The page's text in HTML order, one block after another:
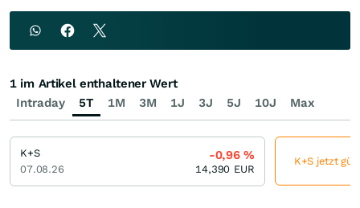
Intraday 5T 1M 3M 1J 3J 5J 10J Max
1 im Artikel enthaltener Wert
K+S
07.08.26
-0,96%
14,390 EUR
K+S jetzt